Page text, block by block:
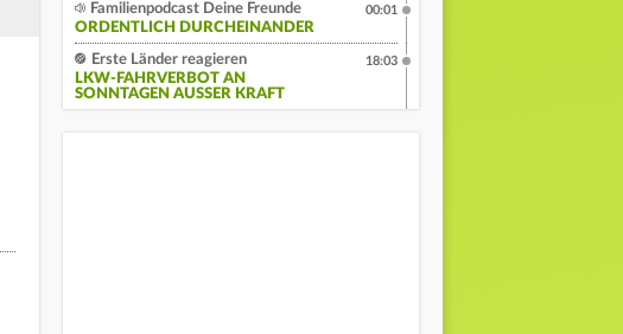
Familienpodcast Deine Freunde
ORDENTLICH DURCHEINANDER
00:01
Erste Länder reagieren
LKW-FAHRVERBOT AN
SONNTAGEN AUSSER KRAFT
18:03